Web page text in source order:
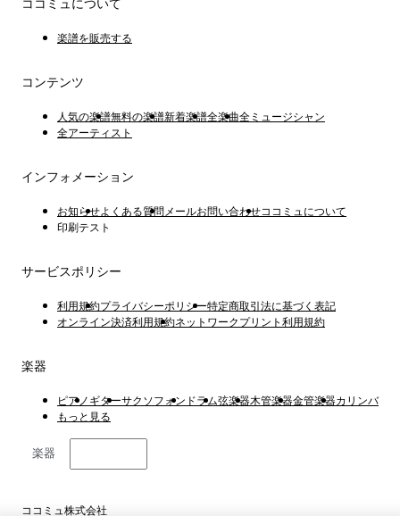
ココミュについて
楽譜を販売する
コンテンツ
人気の楽譜無料の楽譜新着楽譜全楽曲全ミュージシャン
全アーティスト
インフォメーション
お知らせよくある質問 メールお問い合わせココミュについて
印刷テスト
サービスポリシー
利用規約プライバシーポリシー特定商取引法に基づく表記
オンライン決済利用規約ネットワークプリント利用規約
楽器
ピアノ ギターサクソフォン ドラム弦楽器木管楽器金管楽器カリンバ
もっと見る
楽器
ココミュ株式会社